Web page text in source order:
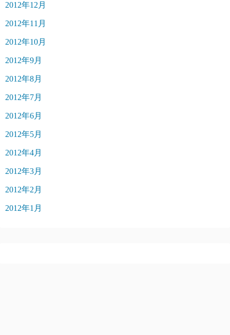
2012年12月
2012年11月
2012年10月
2012年9月
2012年8月
2012年7月
2012年6月
2012年5月
2012年4月
2012年3月
2012年2月
2012年1月